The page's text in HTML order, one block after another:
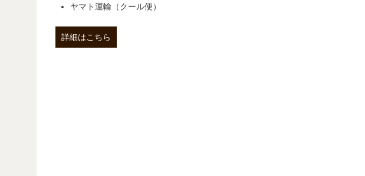
ヤマト運輸（クール便）
詳細はこちら